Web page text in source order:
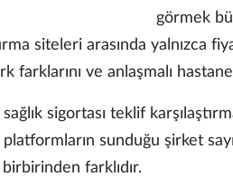
görmek
siteleri arasında yalnızca
farklarını ve anlaşmalı
sağlık sigortası teklif
sunduğu şirket
farklıdır.